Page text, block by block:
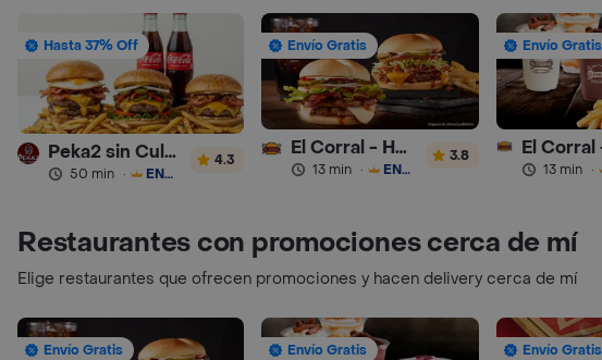
Hasta 37% Off
Peka2 sin Culpa Lourdes
50 min · ENVÍO GRATIS
4.3
Envío Gratis
El Corral - Hamburguesa
13 min · ENVÍO GRATIS
3.8
Envío Gratis
13 min ·
Restaurantes con promociones cerca de mí
Elige restaurantes que ofrecen promociones y hacen delivery cerca de mí
Envío Gratis Envío Gratis Envío Gratis